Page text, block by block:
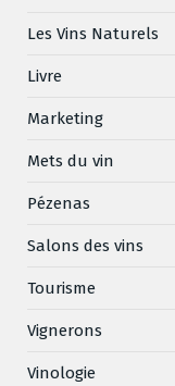
Les Vins Naturels
Livre
Marketing
Mets du vin
Pézenas
Salons des vins
Tourisme
Vignerons
Vinologie